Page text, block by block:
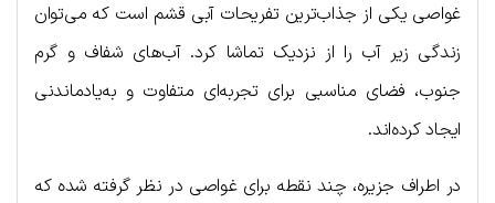
غواصی یکی از جذاب‌ترین تفریحات آبی قشم است که می‌توان
زندگی زیر آب را از نزدیک تماشا کرد. آب‌های شفاف و گرم
جنوب، فضای مناسبی برای تجربه‌ای متفاوت و به‌یادماندنی
ایجاد کرده‌اند.
در اطراف جزیره، چند نقطه برای غواصی در نظر گرفته شده که